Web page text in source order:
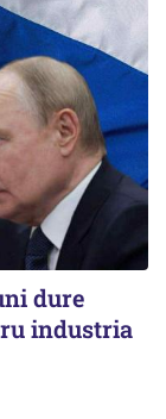
dure
industria